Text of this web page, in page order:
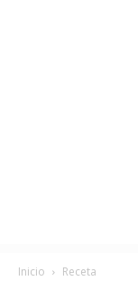
Inicio Receta